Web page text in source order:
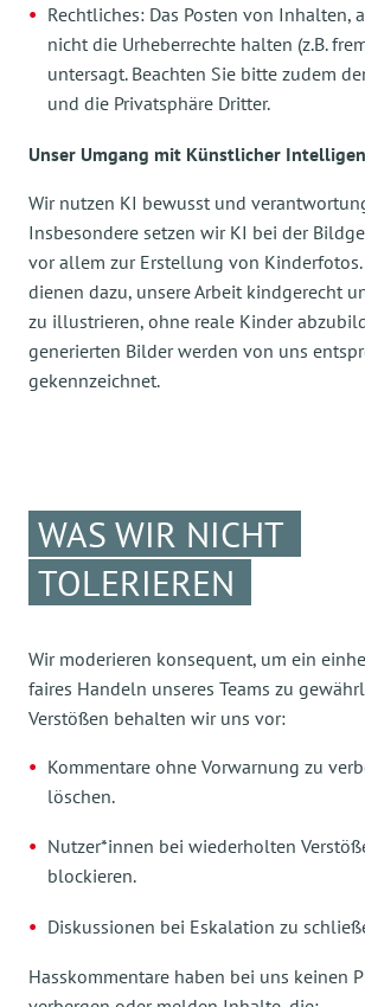
Rechtliches: Das Posten von Inhalten,
nicht die Urheberrechte halten (z.B.
untersagt. Beachten Sie bitte zudem
und die Privatsphäre Dritter.
Unser Umgang mit Künstlicher
Wir nutzen KI bewusst und
Insbesondere setzen wir KI bei der
vor allem zur Erstellung von Kinderfotos.
dienen dazu, unsere Arbeit kindgerecht
zu illustrieren, ohne reale Kinder
generierten Bilder werden von uns
gekennzeichnet.
WAS WIR NICHT
TOLERIEREN
Wir moderieren konsequent, um ein
faires Handeln unseres Teams zu
Verstößen behalten wir uns vor:
Kommentare ohne Vorwarnung zu
löschen.
Nutzer*innen bei wiederholten
blockieren.
Diskussionen bei Eskalation zu
Hasskommentare haben bei uns keinen